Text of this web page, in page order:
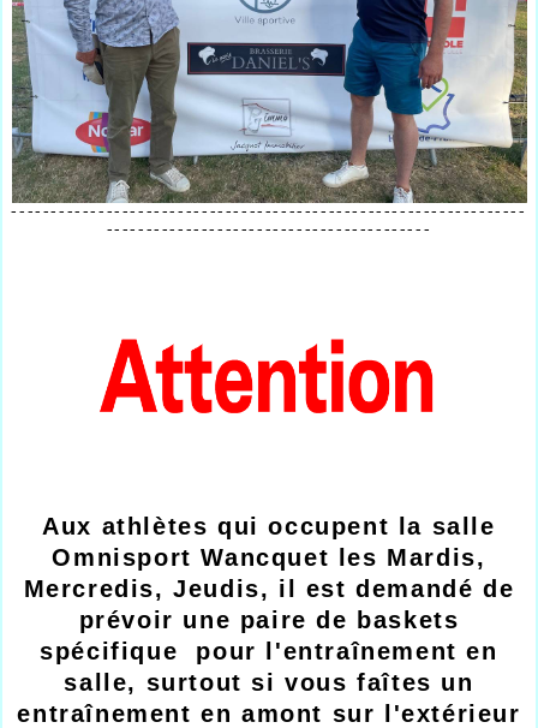
-----------------------------------------------------------------
-----------------------------------------
Aux athlètes qui occupent la salle
Omnisport Wancquet les Mardis,
Mercredis, Jeudis, il est demandé de
prévoir une paire de baskets
spécifique pour l'entraînement en
salle, surtout si vous faîtes un
entraînement en amont sur l'extérieur